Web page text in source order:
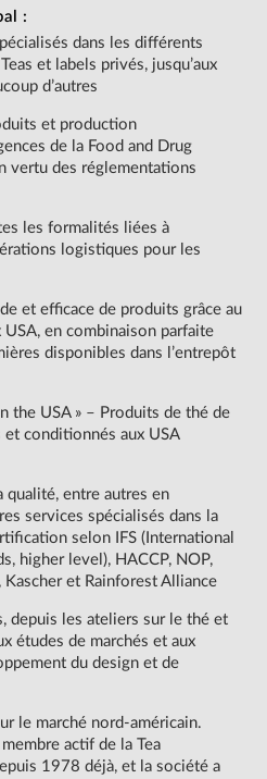
:
dans les différents
et labels privés, jusqu’aux
d’autres
et production
de la Food and Drug
vertu des réglementations
les formalités liées à
logistiques pour les
et efficace de produits grâce au
USA, en combinaison parfaite
disponibles dans l’entrepôt
the USA » – Produits de thé de
et conditionnés aux USA
entre autres en
services spécialisés dans la
selon IFS (International
higher level), HACCP, NOP,
Kascher et Rainforest Alliance
depuis les ateliers sur le thé et
études de marchés et aux
du design et de
le marché nord-américain.
actif de la Tea
1978 déjà, et la société a